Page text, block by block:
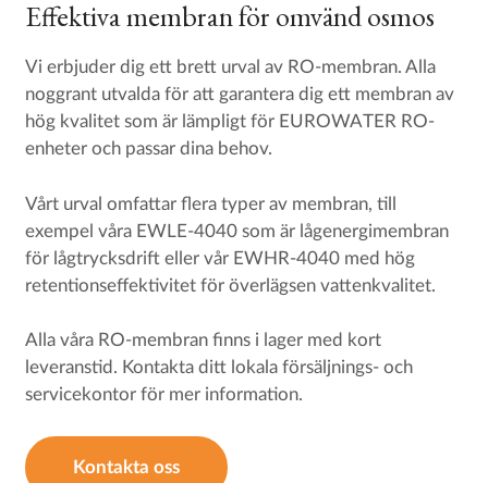
Effektiva membran för omvänd osmos
Vi erbjuder dig ett brett urval av RO-membran. Alla
noggrant utvalda för att garantera dig ett membran av
hög kvalitet som är lämpligt för EUROWATER RO-
enheter och passar dina behov.
Vårt urval omfattar flera typer av membran, till
exempel våra EWLE-4040 som är lågenergimembran
för lågtrycksdrift eller vår EWHR-4040 med hög
retentionseffektivitet för överlägsen vattenkvalitet.
Alla våra RO-membran finns i lager med kort
leveranstid. Kontakta ditt lokala försäljnings- och
servicekontor för mer information.
Kontakta oss